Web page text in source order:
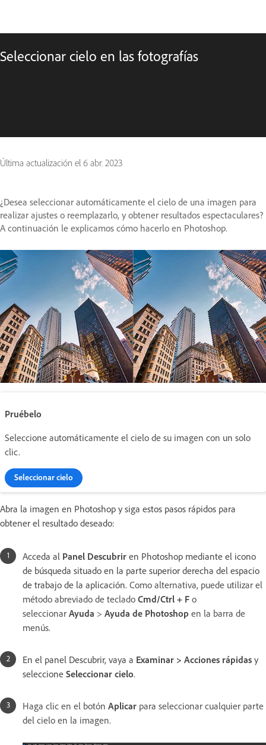
Seleccionar cielo en las fotografías
Última actualización el 6 abr. 2023
¿Desea seleccionar automáticamente el cielo de una imagen para
realizar ajustes o reemplazarlo, y obtener resultados espectaculares?
A continuación le explicamos cómo hacerlo en Photoshop.
Pruébelo
Seleccione automáticamente el cielo de su imagen con un solo
clic.
Seleccionar cielo
Abra la imagen en Photoshop y siga estos pasos rápidos para
obtener el resultado deseado:
Acceda al Panel Descubrir en Photoshop mediante el icono
de búsqueda situado en la parte superior derecha del espacio
de trabajo de la aplicación. Como alternativa, puede utilizar el
método abreviado de teclado Cmd/Ctrl + F o
seleccionar Ayuda > Ayuda de Photoshop en la barra de
menús.
En el panel Descubrir, vaya a Examinar > Acciones rápidas y
seleccione Seleccionar cielo.
Haga clic en el botón Aplicar para seleccionar cualquier parte
del cielo en la imagen.